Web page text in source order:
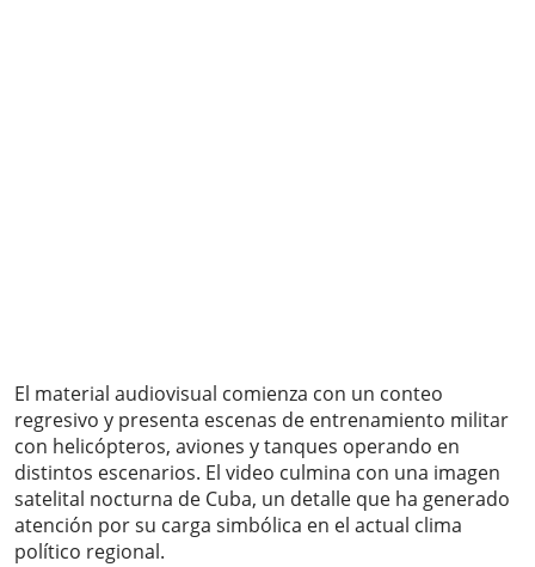
El material audiovisual comienza con un conteo
regresivo y presenta escenas de entrenamiento militar
con helicópteros, aviones y tanques operando en
distintos escenarios. El video culmina con una imagen
satelital nocturna de Cuba, un detalle que ha generado
atención por su carga simbólica en el actual clima
político regional.